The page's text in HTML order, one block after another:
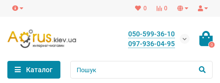
0
0
050-599-36-10
097-936-04-95
0
Каталог